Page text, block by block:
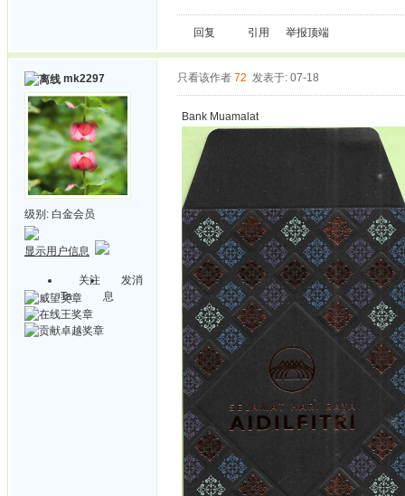
回复 引用 举报顶端
mk2297
级别: 白金会员
显示用户信息
关注
Ta
发消
息
只看该作者 72 发表于: 07-18
Bank Muamalat